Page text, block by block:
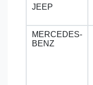
JEEP
MERCEDES-
BENZ